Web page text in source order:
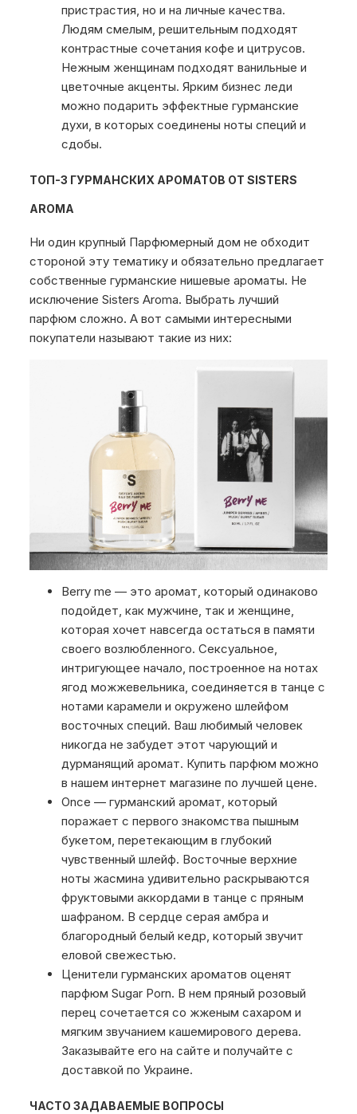
пристрастия, но и на личные качества.
Людям смелым, решительным подходят
контрастные сочетания кофе и цитрусов.
Нежным женщинам подходят ванильные и
цветочные акценты. Ярким бизнес леди
можно подарить эффектные гурманские
духи, в которых соединены ноты специй и
сдобы.
ТОП-3 ГУРМАНСКИХ АРОМАТОВ ОТ SISTERS
AROMA
Ни один крупный Парфюмерный дом не обходит
стороной эту тематику и обязательно предлагает
собственные гурманские нишевые ароматы. Не
исключение Sisters Aroma. Выбрать лучший
парфюм сложно. А вот самыми интересными
покупатели называют такие из них:
Berry me — это аромат, который одинаково
подойдет, как мужчине, так и женщине,
которая хочет навсегда остаться в памяти
своего возлюбленного. Сексуальное,
интригующее начало, построенное на нотах
ягод можжевельника, соединяется в танце с
нотами карамели и окружено шлейфом
восточных специй. Ваш любимый человек
никогда не забудет этот чарующий и
дурманящий аромат. Купить парфюм можно
в нашем интернет магазине по лучшей цене.
Once — гурманский аромат, который
поражает с первого знакомства пышным
букетом, перетекающим в глубокий
чувственный шлейф. Восточные верхние
ноты жасмина удивительно раскрываются
фруктовыми аккордами в танце с пряным
шафраном. В сердце серая амбра и
благородный белый кедр, который звучит
еловой свежестью.
Ценители гурманских ароматов оценят
парфюм Sugar Porn. В нем пряный розовый
перец сочетается со жженым сахаром и
мягким звучанием кашемирового дерева.
Заказывайте его на сайте и получайте с
доставкой по Украине.
ЧАСТО ЗАДАВАЕМЫЕ ВОПРОСЫ